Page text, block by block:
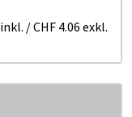
inkl. /CHF 4.06 exkl.